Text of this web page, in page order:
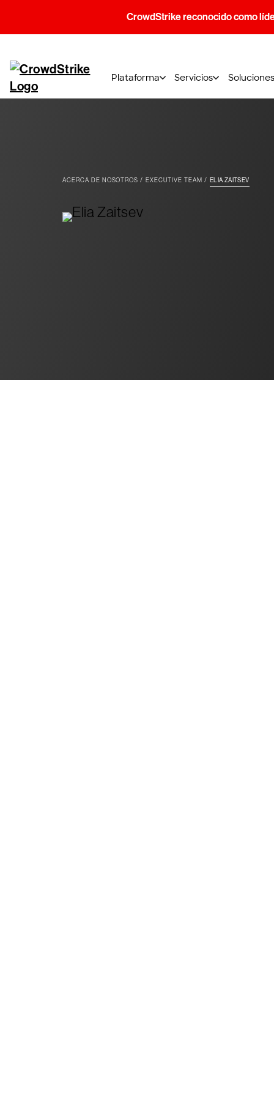
CrowdStrike reconocido como
Plataforma Servicios Soluciones
ACERCA DE NOSOTROS EXECUTIVE TEAM ELIA ZAITSEV